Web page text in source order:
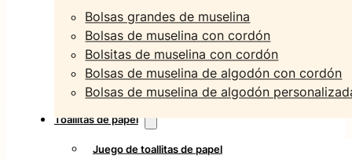
Bolsas grandes de muselina
Bolsas de muselina con cordón
Bolsitas de muselina con cordón
Bolsas de muselina de algodón con cordón
Bolsas de muselina de algodón
Toallitas de papel
Juego de toallitas de papel